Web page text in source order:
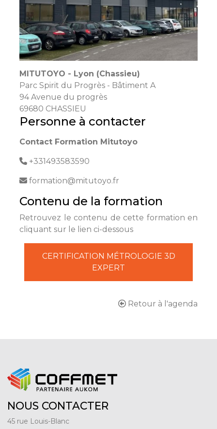
MITUTOYO - Lyon (Chassieu)
Parc Spirit du Progrès - Bâtiment A
94 Avenue du progrès
69680 CHASSIEU
Personne à contacter
Contact Formation Mitutoyo
+331493583590
formation@mitutoyo.fr
Contenu de la formation
Retrouvez le contenu de cette formation en
cliquant sur le lien ci-dessous
CERTIFICATION MÉTROLOGIE 3D
EXPERT
Retour à l'agenda
NOUS CONTACTER
45 rue Louis-Blanc